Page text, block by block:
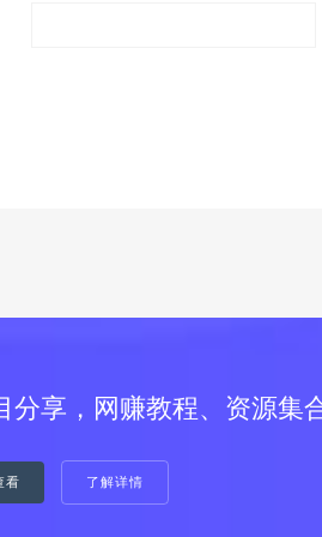
分享，网赚教程、资源集
看 了解详情